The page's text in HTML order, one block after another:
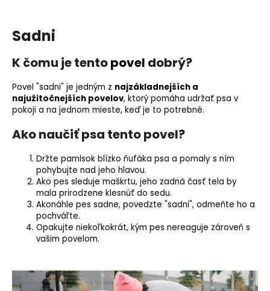
Sadni
K čomu je tentopovel dobrý?
Povel "sadni" je jedným z najzákladnejších a
najužitočnejších povelov, ktorý pomáha udržať psa v
pokoji a na jednom mieste, keď je to potrebné.
Ako naučiť psa tento povel?
Držte pamlsok blízko ňufáka psa a pomaly s ním
pohybujte nad jeho hlavou.
Ako pes sleduje maškrtu, jeho zadná časť tela by
mala prirodzene klesnúť do sedu.
Akonáhle pes sadne, povedzte "sadni", odmeňte ho a
pochváľte.
Opakujte niekoľkokrát, kým pes nereaguje zároveň s
vašim povelom.
O
d
p
o
ú